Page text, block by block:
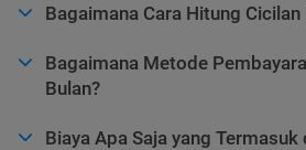
Bagaimana Cara Hitung Cicilan
Bagaimana Metode
Bulan?
Biaya Apa Saja yang